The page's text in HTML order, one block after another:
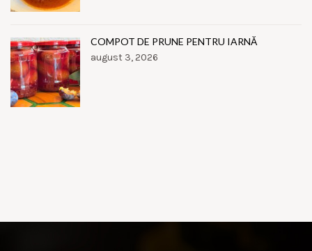
COMPOT DE PRUNE PENTRU IARNĂ
august 3, 2026